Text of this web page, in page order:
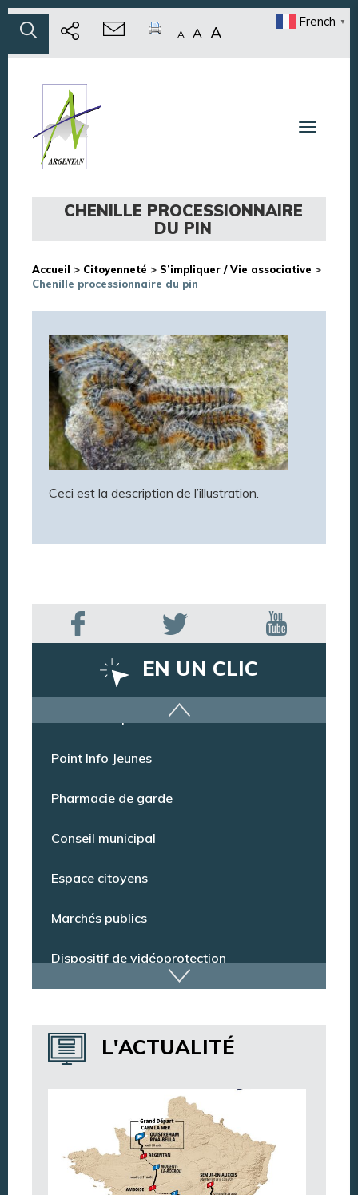
A A A
French ▼
Toggle
CHENILLE PROCESSIONNAIRE
DU PIN
Accueil > Citoyenneté > S’impliquer / Vie associative >
Chenille processionnaire du pin
Ceci est la description de l’illustration.
EN UN CLIC
Dispositif de vidéoprotection
Annuaire des services
Annuaire des associations
Argentan Aujourd’hui
L'ACTUALITÉ